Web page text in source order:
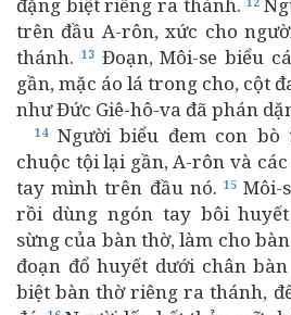
trên đầu A-rôn, xức cho
thánh. 13Đoạn, Môi-se biểu
gần, mặc áo lá trong cho, cột
như Đức Giê-hô-va đã phán
14Người biểu đem con bò
chuộc tội lại gần, A-rôn và
tay mình trên đầu nó. 15 Môi-
rồi dùng ngón tay bôi
sừng của bàn thờ, làm cho
đoạn đổ huyết dưới chân
biệt bàn thờ riêng ra thánh,